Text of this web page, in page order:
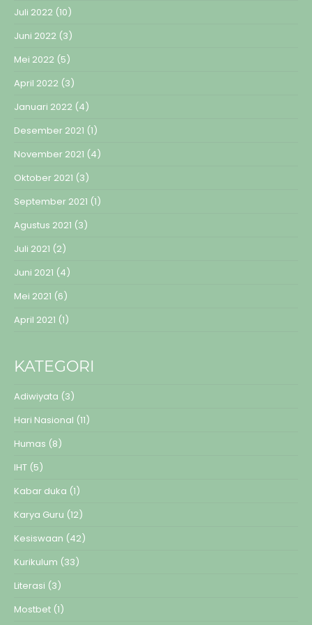
Juli 2022 (10)
Juni 2022 (3)
Mei 2022 (5)
April 2022 (3)
Januari 2022 (4)
Desember 2021 (1)
November 2021 (4)
Oktober 2021 (3)
September 2021 (1)
Agustus 2021 (3)
Juli 2021 (2)
Juni 2021 (4)
Mei 2021 (6)
April 2021 (1)
KATEGORI
Adiwiyata (3)
Hari Nasional (11)
Humas (8)
IHT (5)
Kabar duka (1)
Karya Guru (12)
Kesiswaan (42)
Kurikulum (33)
Literasi (3)
Mostbet (1)